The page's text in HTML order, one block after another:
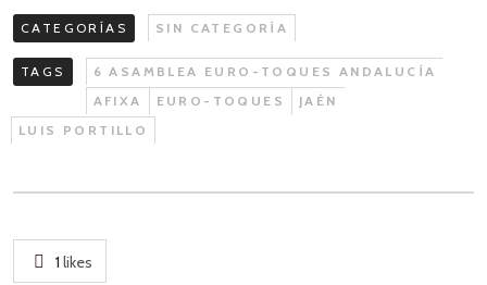
CATEGORÍAS SIN CATEGORÍA
TAGS
6 ASAMBLEA EURO-TOQUES ANDALUCÍA
AFIXA
EURO-TOQUES
JAÉN
LUIS PORTILLO
1 likes